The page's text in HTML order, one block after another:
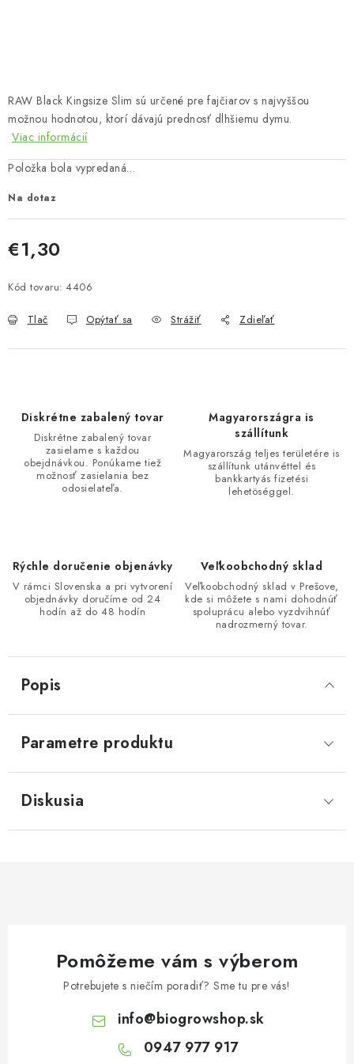
RAW Black Kingsize Slim sú určené pre fajčiarov s najvyššou
možnou hodnotou, ktorí dávajú prednosť dlhšiemu dymu.
Viac informácií
Položka bola vypredaná…
Na dotaz
€1,30
Kód tovaru: 4406
Tlač Opýtať sa Strážiť Zdieľať
Diskrétne zabalený tovar
Diskrétne zabalený tovar
zasielame s každou
obejdnávkou. Ponúkame tiež
možnosť zasielania bez
odosielateľa.
Magyarországra is
szállítunk
Magyarország teljes területére is
szállítunk utánvéttel és
bankkartyás fizetési
lehetöséggel.
Rýchle doručenie objenávky
V rámci Slovenska a pri vytvorení
objednávky doručíme od 24
hodín až do 48 hodín
Veľkoobchodný sklad
Veľkoobchodný sklad v Prešove,
kde si môžete s nami dohodnúť
spoluprácu alebo vyzdvihnúť
nadrozmerný tovar.
Popis
Parametre produktu
Diskusia
Pomôžeme vám s výberom
Potrebujete s niečím poradiť? Sme tu pre vás!
info@biogrowshop.sk
0947 977 917